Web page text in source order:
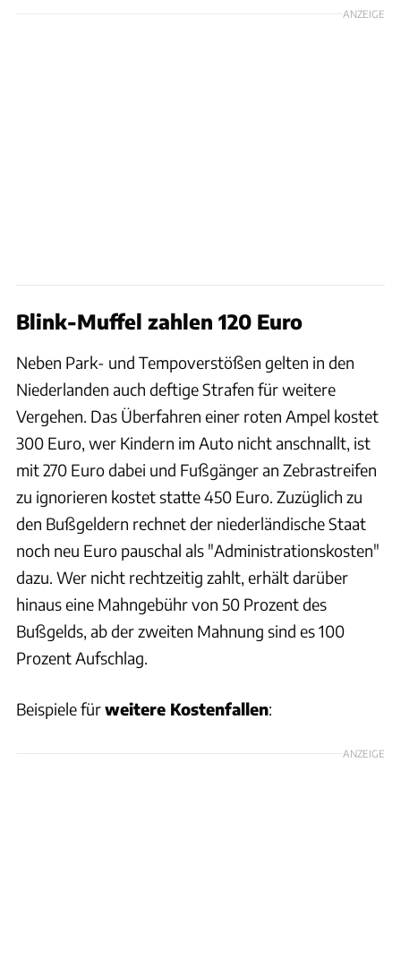
ANZEIGE
Blink-Muffel zahlen 120 Euro
Neben Park- und Tempoverstößen gelten in den
Niederlanden auch deftige Strafen für weitere
Vergehen. Das Überfahren einer roten Ampel kostet
300 Euro, wer Kindern im Auto nicht anschnallt, ist
mit 270 Euro dabei und Fußgänger an Zebrastreifen
zu ignorieren kostet statte 450 Euro. Zuzüglich zu
den Bußgeldern rechnet der niederländische Staat
noch neu Euro pauschal als "Administrationskosten"
dazu. Wer nicht rechtzeitig zahlt, erhält darüber
hinaus eine Mahngebühr von 50 Prozent des
Bußgelds, ab der zweiten Mahnung sind es 100
Prozent Aufschlag.
Beispiele fürweitere Kostenfallen:
ANZEIGE